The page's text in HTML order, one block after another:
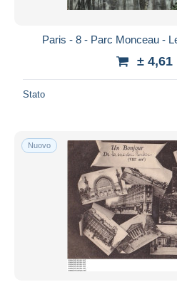
Paris - 8 - Parc Monceau -
± 4,61
Stato
Nuovo